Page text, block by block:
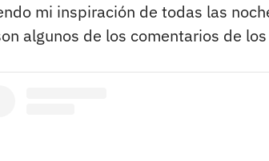
mi inspiración de todas las
algunos de los comentarios de